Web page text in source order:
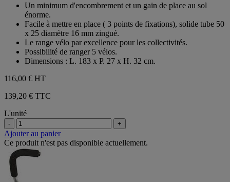
étoiles.
Un minimum d'encombrement et un gain de place au sol
énorme.
Facile à mettre en place ( 3 points de fixations), solide tube 50
x 25 diamètre 16 mm zingué.
Le range vélo par excellence pour les collectivités.
Possibilité de ranger 5 vélos.
Dimensions : L. 183 x P. 27 x H. 32 cm.
116,00 € HT
139,20 € TTC
L'unité
- +
Ajouter au panier
Ce produit n'est pas disponible actuellement.